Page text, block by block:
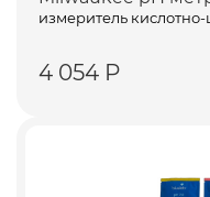
измеритель
4 054 Р